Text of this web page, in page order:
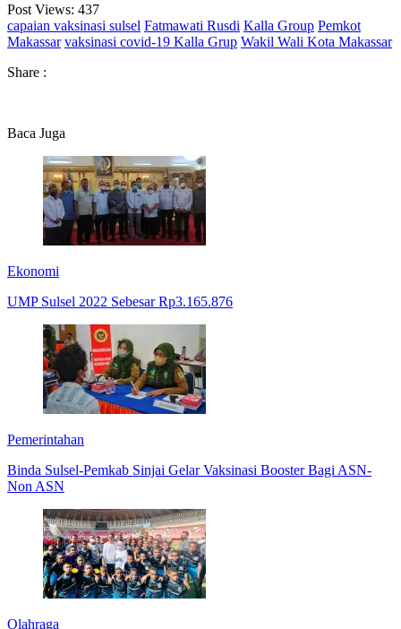
Post Views: 437
capaian vaksinasi sulsel Fatmawati Rusdi Kalla Group Pemkot
Makassar vaksinasi covid-19 Kalla Grup Wakil Wali Kota Makassar
Share :
Baca Juga
Ekonomi
UMP Sulsel 2022 Sebesar Rp3.165.876
Pemerintahan
Binda Sulsel-Pemkab Sinjai Gelar Vaksinasi Booster Bagi ASN-
Non ASN
Olahraga